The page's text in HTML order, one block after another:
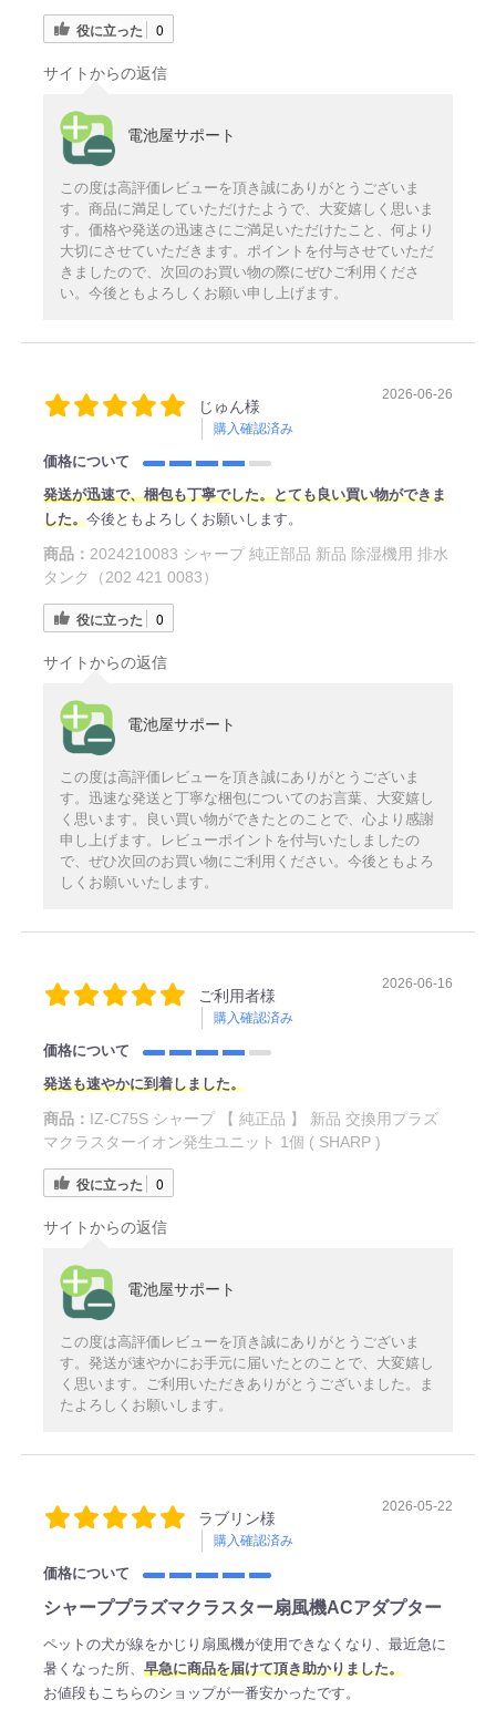
役に立った 0
サイトからの返信
電池屋サポート
この度は高評価レビューを頂き誠にありがとうございま
す。商品に満足していただけたようで、大変嬉しく思いま
す。価格や発送の迅速さにご満足いただけたこと、何より
大切にさせていただきます。ポイントを付与させていただ
きましたので、次回のお買い物の際にぜひご利用くださ
い。今後ともよろしくお願い申し上げます。
じゅん様
購入確認済み
2026-06-26
価格について
発送が迅速で、梱包も丁寧でした。とても良い買い物ができま
した。今後ともよろしくお願いします。
商品： 2024210083 シャープ 純正部品 新品 除湿機用 排水
タンク（202 421 0083）
役に立った 0
サイトからの返信
電池屋サポート
この度は高評価レビューを頂き誠にありがとうございま
す。迅速な発送と丁寧な梱包についてのお言葉、大変嬉し
く思います。良い買い物ができたとのことで、心より感謝
申し上げます。レビューポイントを付与いたしましたの
で、ぜひ次回のお買い物にご利用ください。今後ともよろ
しくお願いいたします。
ご利用者様
購入確認済み
2026-06-16
価格について
発送も速やかに到着しました。
商品： IZ-C75S シャープ 【 純正品 】 新品 交換用プラズ
マクラスターイオン発生ユニット 1個 ( SHARP )
役に立った 0
サイトからの返信
電池屋サポート
この度は高評価レビューを頂き誠にありがとうございま
す。発送が速やかにお手元に届いたとのことで、大変嬉し
く思います。ご利用いただきありがとうございました。ま
たよろしくお願いします。
ラブリン様
購入確認済み
2026-05-22
価格について
シャーププラズマクラスター扇風機ACアダプター
ペットの犬が線をかじり扇風機が使用できなくなり、最近急に
暑くなった所、 早急に商品を届けて頂き助かりました。
お値段もこちらのショップが一番安かったです。